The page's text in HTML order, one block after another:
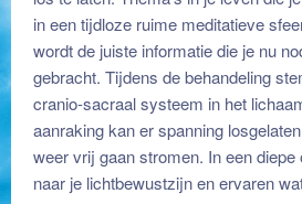
in een tijdloze ruime meditatieve
wordt de juiste informatie die je nu
gebracht. Tijdens de behandeling
cranio-sacraal systeem in het
aanraking kan er spanning
weer vrij gaan stromen. In een diepe
naar je lichtbewustzijn en ervaren